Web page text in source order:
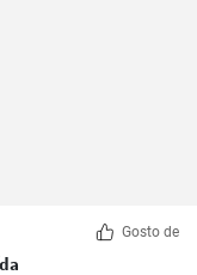
Gosto de